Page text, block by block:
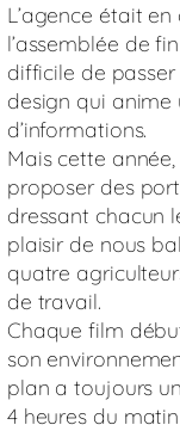
L’agence était
l’assemblée de
difficile de
design qui
d’informations.
Mais cette
proposer des
dressant chacun
plaisir de nous
quatre
de travail.
Chaque film
son
plan a toujours
4 heures du